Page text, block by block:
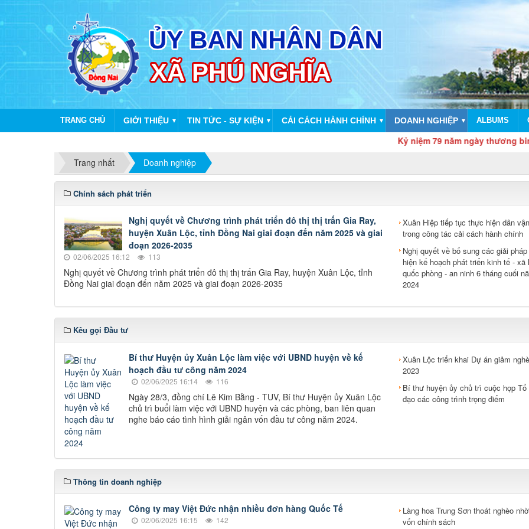
TRANG CHỦ GIỚI THIỆU ▼ TIN TỨC - SỰ KIỆN ▼ CẢI CÁCH HÀNH CHÍNH ▼ DOANH NGHIỆP ▼ ALBUMS
Kỷ niệm 79 năm ngày thương binh liệt
Trang nhất
Doanh nghiệp
Chính sách phát triển
Nghị quyết về Chương trình phát triển đô thị thị trấn Gia Ray,
huyện Xuân Lộc, tỉnh Đồng Nai giai đoạn đến năm 2025 và giai
đoạn 2026-2035
02/06/2025 16:12 113
Nghị quyết về Chương trình phát triển đô thị thị trấn Gia Ray, huyện Xuân Lộc, tỉnh
Đồng Nai giai đoạn đến năm 2025 và giai đoạn 2026-2035
Xuân Hiệp tiếp tục thực hiện dân
trong công tác cải cách hành chính
Nghị quyết về bổ sung các giải
hiện kế hoạch phát triển kinh tế - xã
quốc phòng - an ninh 6 tháng cuối
2024
Kêu gọi Đầu tư
Bí thư Huyện ủy Xuân Lộc làm việc với UBND huyện về kế
hoạch đầu tư công năm 2024
02/06/2025 16:14 116
Ngày 28/3, đồng chí Lê Kim Bằng - TUV, Bí thư Huyện ủy Xuân Lộc
chủ trì buổi làm việc với UBND huyện và các phòng, ban liên quan
nghe báo cáo tình hình giải ngân vốn đầu tư công năm 2024.
Xuân Lộc triển khai Dự án giảm
2023
Bí thư huyện ủy chủ trì cuộc họp
đạo các công trình trọng điểm
Thông tin doanh nghiệp
Công ty may Việt Đức nhận nhiều đơn hàng Quốc Tế
02/06/2025 16:15 142
Làng hoa Trung Sơn thoát nghèo
vốn chính sách